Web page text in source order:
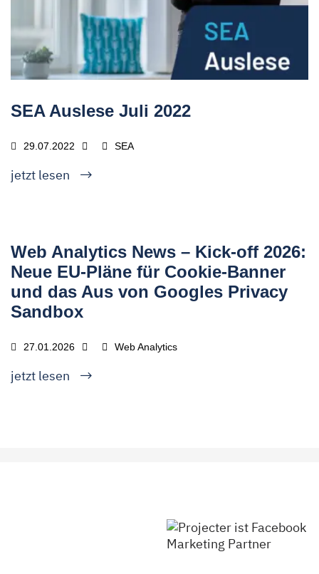
SEA Auslese Juli 2022
29.07.2022 SEA
jetzt lesen
Web Analytics News – Kick-off 2026:
Neue EU-Pläne für Cookie-Banner
und das Aus von Googles Privacy
Sandbox
27.01.2026 Web Analytics
jetzt lesen